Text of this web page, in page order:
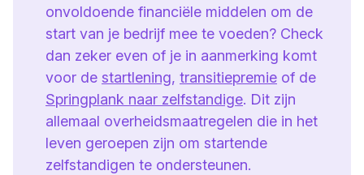
onvoldoende financiële middelen om de
start van je bedrijf mee te voeden? Check
dan zeker even of je in aanmerking komt
voor de startlening, transitiepremie of de
Springplank naar zelfstandige. Dit zijn
allemaal overheidsmaatregelen die in het
leven geroepen zijn om startende
zelfstandigen te ondersteunen.